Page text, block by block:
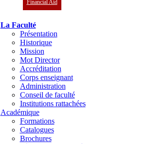
Financial Aid
La Faculté
Présentation
Historique
Mission
Mot Director
Accréditation
Corps enseignant
Administration
Conseil de faculté
Institutions rattachées
Académique
Formations
Catalogues
Brochures